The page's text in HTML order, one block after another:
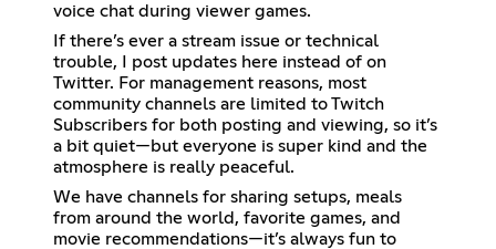
voice chat during viewer games.
If there’s ever a stream issue or technical
trouble, I post updates here instead of on
Twitter. For management reasons, most
community channels are limited to Twitch
Subscribers for both posting and viewing, so it’s
a bit quiet—but everyone is super kind and the
atmosphere is really peaceful.
We have channels for sharing setups, meals
from around the world, favorite games, and
movie recommendations—it’s always fun to